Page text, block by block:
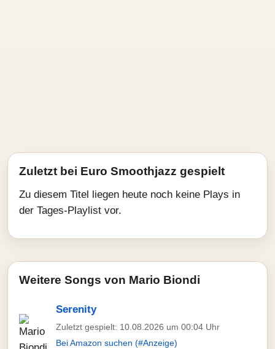
Zuletzt bei Euro Smoothjazz gespielt
Zu diesem Titel liegen heute noch keine Plays in
der Tages-Playlist vor.
Weitere Songs von Mario Biondi
Serenity
Zuletzt gespielt: 10.08.2026 um 00:04 Uhr
Bei Amazon suchen (#Anzeige)